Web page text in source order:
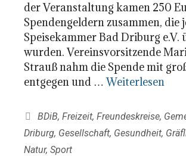
der Veranstaltung kamen 250
Spendengeldern zusammen, die
Speisekammer Bad Driburg e.V.
wurden. Vereinsvorsitzende
Strauß nahm die Spende mit
entgegen und …Weiterlesen
Kategorien
BDiB, Freizeit, Freundeskreise,
Driburg, Gesellschaft, Gesundheit,
Natur, Sport